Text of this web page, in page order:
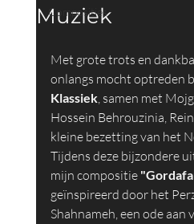
Composities
Muziek
Met grote trots en
onlangs mocht optreden
Klassiek, samen met
Hossein Behrouzinia,
kleine bezetting van het
Tijdens deze bijzondere
mijn compositie
geïnspireerd door het
Shahnameh, een ode